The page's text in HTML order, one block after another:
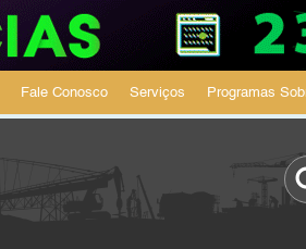
Fale Conosco Serviços Programas